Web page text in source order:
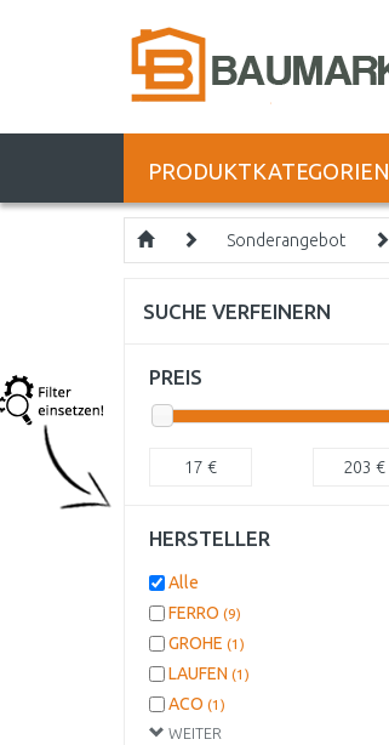
PRODUKTKATEGORIEN
Sonderangebot
SUCHE VERFEINERN
PREIS
17 € 203 €
HERSTELLER
WEITER
Alle
FERRO (9)
GROHE (1)
LAUFEN (1)
ACO (1)
PAFFONI